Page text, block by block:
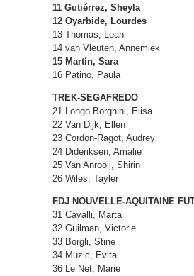
11 Gutiérrez, Sheyla
12 Oyarbide, Lourdes
13 Thomas, Leah
14 van Vleuten, Annemiek
15 Martín, Sara
16 Patino, Paula
TREK-SEGAFREDO
21 Longo Borghini, Elisa
22 Van Dijk, Ellen
23 Cordon-Ragot, Audrey
24 Dideriksen, Amalie
25 Van Anrooij, Shirin
26 Wiles, Tayler
FDJ NOUVELLE-AQUITAINE
31 Cavalli, Marta
32 Guilman, Victorie
33 Borgli, Stine
34 Muzic, Evita
36 Le Net, Marie